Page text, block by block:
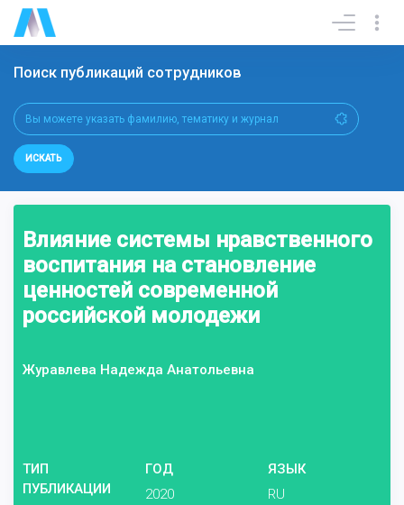
Поиск публикаций сотрудников
ИСКАТЬ
Влияние системы нравственного
воспитания на становление
ценностей современной
российской молодежи
Журавлева Надежда Анатольевна
ТИП
ПУБЛИКАЦИИ
ГОД
2020
ЯЗЫК
RU